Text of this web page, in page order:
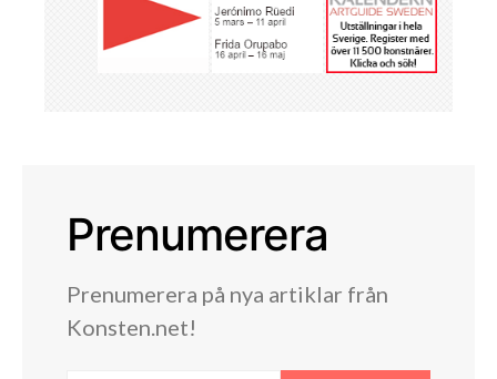
Prenumerera
Prenumerera på nya artiklar från
Konsten.net!